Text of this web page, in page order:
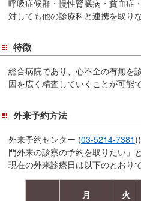
呼吸症候群・慢性腎臓病・貧血症
対しても他の診療科と連携を取り
特徴
総合病院であり、心不全の有無を
因を広く精査していくことが可能で
外来予約方法
外来予約センター (03-5214-7381)
門外来の診察の予約を取りたい」
現在の外来診療日は以下のとおりで
月 火